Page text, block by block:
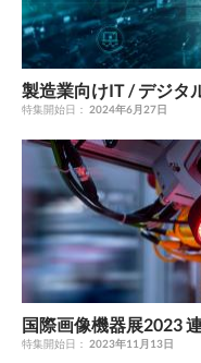
製造業向けIT / デジタ
特集開始日： 2024年6月27日
国際画像機器展2023
特集開始日： 2023年11月13日